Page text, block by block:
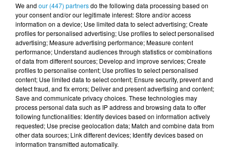
DERNIERS PODCASTS
24 juillet 2026
Les Zinformés - 24/07/26
We and our (447) partnersdo the following data processing based on
your consent and/or our legitimate interest: Store and/or access
information on a device; Use limited data to select advertising; Create
profiles for personalised advertising; Use profiles to select personalised
advertising; Measure advertising performance; Measure content
performance; Understand audiences through statistics or combinations
of data from different sources; Develop and improve services; Create
profiles to personalise content; Use profiles to select personalised
content; Use limited data to select content; Ensure security, prevent and
detect fraud, and fix errors; Deliver and present advertising and content;
Save and communicate privacy choices. These technologies may
process personal data such as IP address and browsing data to offer
following functionalities: Identify devices based on information actively
requested; Use precise geolocation data; Match and combine data from
other data sources; Link different devices; Identify devices based on
information transmitted automatically.